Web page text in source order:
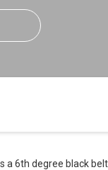
6th degree black